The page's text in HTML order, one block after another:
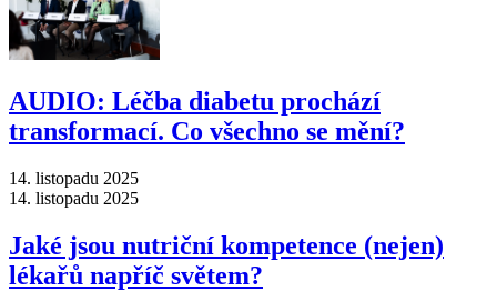
AUDIO: Léčba diabetu prochází
transformací. Co všechno se mění?
14. listopadu 2025
14. listopadu 2025
Jaké jsou nutriční kompetence (nejen)
lékařů napříč světem?